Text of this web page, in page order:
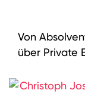
Von
über Private